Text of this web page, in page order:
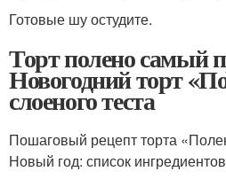
Готовые шу остудите.
Торт полено самый
Новогодний торт
слоеного теста
Пошаговый рецепт торта
Новый год: список